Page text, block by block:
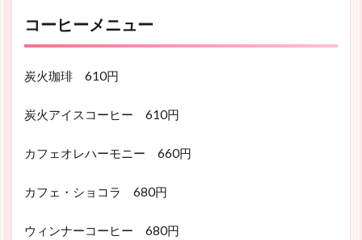
コーヒーメニュー
炭火珈琲 610円
炭火アイスコーヒー 610円
カフェオレハーモニー 660円
カフェ・ショコラ 680円
ウィンナーコーヒー 680円